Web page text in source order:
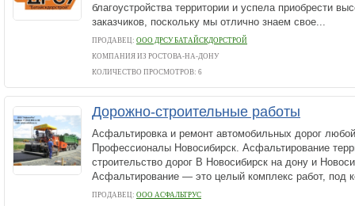
благоустройства территории и успела приобрести
заказчиков, поскольку мы отлично знаем свое...
ПРОДАВЕЦ: ООО ДРСУ БАТАЙСКДОРСТРОЙ
КОМПАНИЯ ИЗ РОСТОВА-НА-ДОНУ
КОЛИЧЕСТВО ПРОСМОТРОВ: 6
Дорожно-строительные работы
Асфальтировка и ремонт автомобильных дорог
Профессионалы Новосибирск. Асфальтирование
строительство дорог В Новосибирск на дону и
Асфальтирование — это целый комплекс работ, под
ПРОДАВЕЦ: ООО АСФАЛЬТРУС